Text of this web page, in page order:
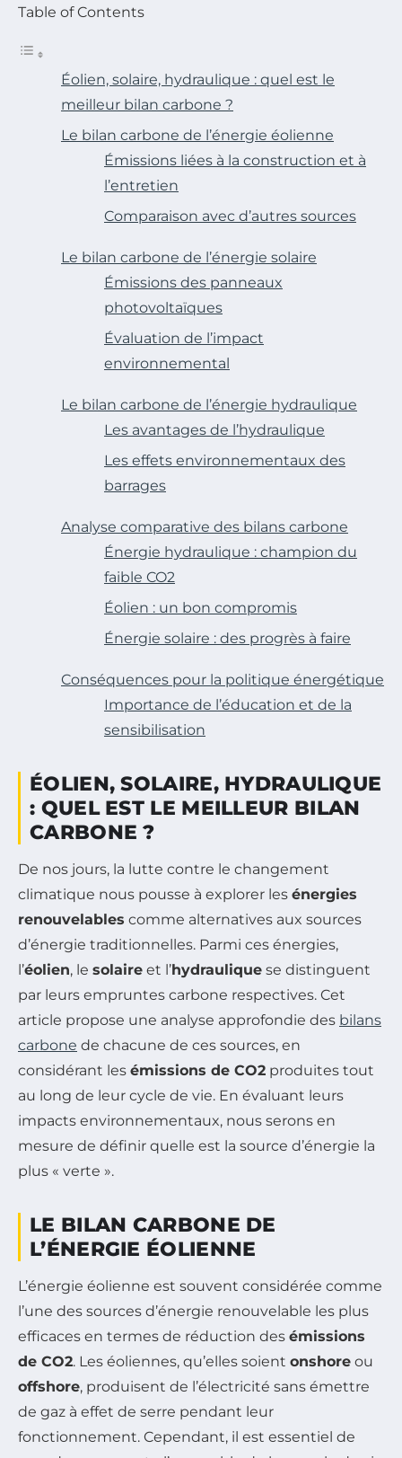
Table of Contents
Éolien, solaire, hydraulique : quel est le
meilleur bilan carbone ?
Le bilan carbone de l’énergie éolienne
Émissions liées à la construction et à
l’entretien
Comparaison avec d’autres sources
Le bilan carbone de l’énergie solaire
Émissions des panneaux
photovoltaïques
Évaluation de l’impact
environnemental
Le bilan carbone de l’énergie hydraulique
Les avantages de l’hydraulique
Les effets environnementaux des
barrages
Analyse comparative des bilans carbone
Énergie hydraulique : champion du
faible CO2
Éolien : un bon compromis
Énergie solaire : des progrès à faire
Conséquences pour la politique énergétique
Importance de l’éducation et de la
sensibilisation
ÉOLIEN, SOLAIRE, HYDRAULIQUE
: QUEL EST LE MEILLEUR BILAN
CARBONE ?
De nos jours, la lutte contre le changement
climatique nous pousse à explorer les énergies
renouvelables comme alternatives aux sources
d’énergie traditionnelles. Parmi ces énergies,
l’éolien, le solaire et l’hydraulique se distinguent
par leurs empruntes carbone respectives. Cet
article propose une analyse approfondie des bilans
carbone de chacune de ces sources, en
considérant les émissions de CO2 produites tout
au long de leur cycle de vie. En évaluant leurs
impacts environnementaux, nous serons en
mesure de définir quelle est la source d’énergie la
plus « verte ».
LE BILAN CARBONE DE
L’ÉNERGIE ÉOLIENNE
L’énergie éolienne est souvent considérée comme
l’une des sources d’énergie renouvelable les plus
efficaces en termes de réduction des émissions
de CO2. Les éoliennes, qu’elles soient onshore ou
offshore, produisent de l’électricité sans émettre
de gaz à effet de serre pendant leur
fonctionnement. Cependant, il est essentiel de